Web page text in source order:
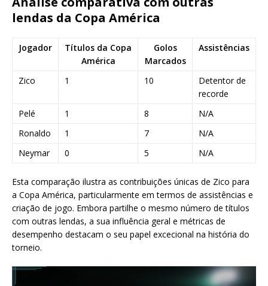
lendas da Copa América
Jogador
Títulos da Copa
América
Golos
Marcados
Assistências
Zico 1 10
Detentor de
recorde
Pelé
1 8
N/A
Ronaldo
1 7
N/A
Neymar
0 5 N/A
Esta comparação ilustra as contribuições únicas de Zico para
a Copa América, particularmente em termos de assistências e
criação de jogo. Embora partilhe o mesmo número de títulos
com outras lendas, a sua influência geral e métricas de
desempenho destacam o seu papel excecional na história do
torneio.